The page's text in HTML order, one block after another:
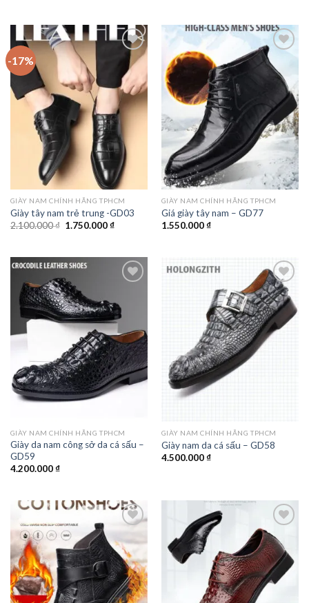
2.350.000 ₫.
-17%
Add to
wishlist
GIÀY NAM CHÍNH HÃNG TPHCM
Giày tây nam trẻ trung -GD03
2.100.000₫ Giá
1.750.000₫Giá
1.750.000 ₫.
Add to
wishlist
GIÀY NAM CHÍNH HÃNG TPHCM
Giá giày tây nam – GD77
1.550.000₫
Add to
wishlist
GIÀY NAM CHÍNH HÃNG TPHCM
Giày da nam công sở da cá sấu –
GD59
4.200.000₫
Add to
wishlist
GIÀY NAM CHÍNH HÃNG TPHCM
Giày nam da cá sấu – GD58
4.500.000₫
Add to
wishlist
Add to
wishlist